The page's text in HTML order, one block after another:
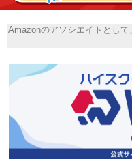
Amazonのアソシエイトとし